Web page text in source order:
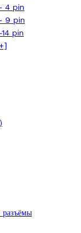
4 pin
9 pin
pin